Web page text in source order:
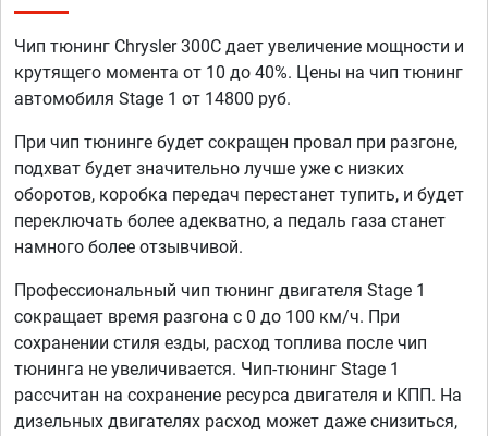
Чип тюнинг Chrysler 300C дает увеличение мощности и
крутящего момента от 10 до 40%. Цены на чип тюнинг
автомобиля Stage 1 от 14800 руб.
При чип тюнинге будет сокращен провал при разгоне,
подхват будет значительно лучше уже с низких
оборотов, коробка передач перестанет тупить, и будет
переключать более адекватно, а педаль газа станет
намного более отзывчивой.
Профессиональный чип тюнинг двигателя Stage 1
сокращает время разгона с 0 до 100 км/ч. При
сохранении стиля езды, расход топлива после чип
тюнинга не увеличивается. Чип-тюнинг Stage 1
рассчитан на сохранение ресурса двигателя и КПП. На
дизельных двигателях расход может даже снизиться,